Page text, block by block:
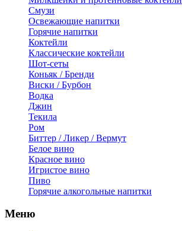
Смузи
Освежающие напитки
Горячие напитки
Коктейли
Классические коктейли
Шот-сеты
Коньяк / Бренди
Виски / Бурбон
Водка
Джин
Текила
Ром
Биттер / Ликер / Вермут
Белое вино
Красное вино
Игристое вино
Пиво
Горячие алкогольные напитки
Меню